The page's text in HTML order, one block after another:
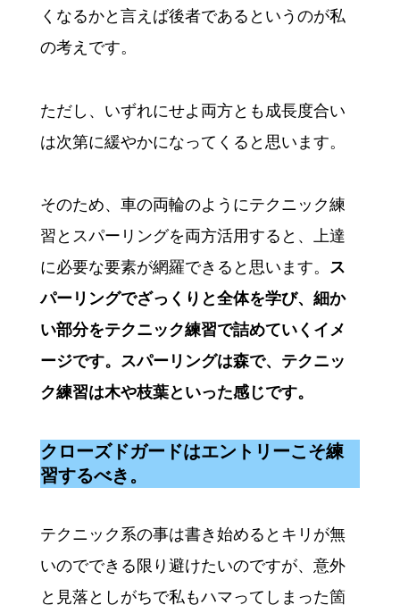
くなるかと言えば後者であるというのが私
の考えです。
ただし、いずれにせよ両方とも成長度合い
は次第に緩やかになってくると思います。
そのため、車の両輪のようにテクニック練
習とスパーリングを両方活用すると、上達
に必要な要素が網羅できると思います。
ス
パーリングでざっくりと全体を学び、細か
い部分をテクニック練習で詰めていくイメ
ージです。スパーリングは森で、テクニッ
ク練習は木や枝葉といった感じです。
クローズドガードはエントリーこそ練
習するべき。
テクニック系の事は書き始めるとキリが無
いのでできる限り避けたいのですが、意外
と見落としがちで私もハマってしまった箇